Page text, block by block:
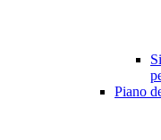
Piano